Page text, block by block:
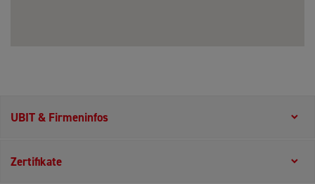
UBIT & Firmeninfos
Zertifikate